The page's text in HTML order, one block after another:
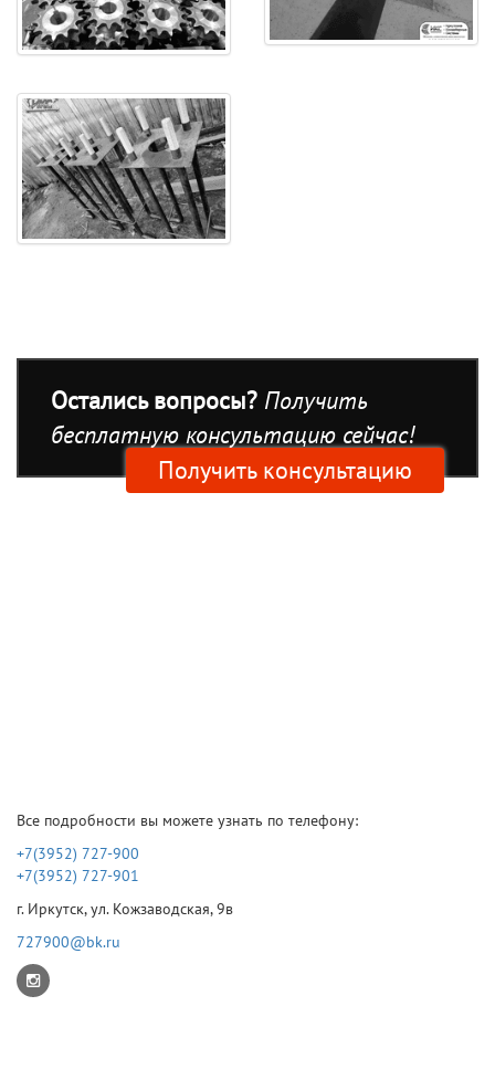
Остались вопросы? Получить
бесплатную консультацию сейчас!
Получить консультацию
Все подробности вы можете узнать по телефону:
+7(3952) 727-900
+7(3952) 727-901
г. Иркутск, ул. Кожзаводская, 9в
727900@bk.ru